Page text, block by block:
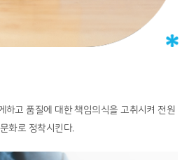
하고 품질에 대한 책임의식을고취시켜 전원
화로 정착시킨다.